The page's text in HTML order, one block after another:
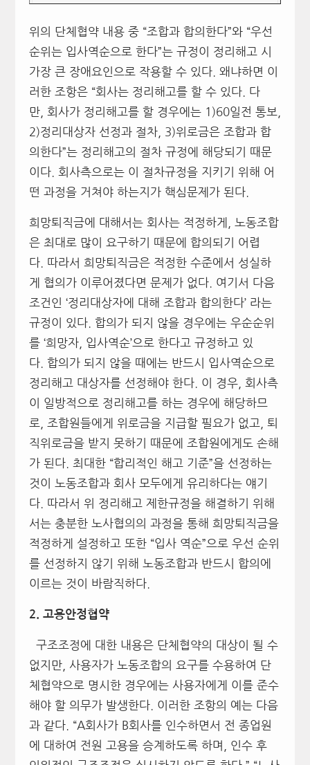
위의 단체협약 내용 중 “조합과 합의한다”와 “우선
순위는 입사역순으로 한다”는 규정이 정리해고 시
가장 큰 장애요인으로 작용할 수 있다. 왜냐하면 이
러한 조항은 “회사는 정리해고를 할 수 있다. 다
만, 회사가 정리해고를 할 경우에는 1)60일전 통보,
2)정리대상자 선정과 절차, 3)위로금은 조합과 합
의한다”는 정리해고의 절차 규정에 해당되기 때문
이다. 회사측으로는 이 절차규정을 지키기 위해 어
떤 과정을 거쳐야 하는지가 핵심문제가 된다.
희망퇴직금에 대해서는 회사는 적정하게, 노동조합
은 최대로 많이 요구하기 때문에 합의되기 어렵
다. 따라서 희망퇴직금은 적정한 수준에서 성실하
게 협의가 이루어졌다면 문제가 없다. 여기서 다음
조건인 ‘정리대상자에 대해 조합과 합의한다’ 라는
규정이 있다. 합의가 되지 않을 경우에는 우순순위
를 ‘희망자, 입사역순’으로 한다고 규정하고 있
다. 합의가 되지 않을 때에는 반드시 입사역순으로
정리해고 대상자를 선정해야 한다. 이 경우, 회사측
이 일방적으로 정리해고를 하는 경우에 해당하므
로, 조합원들에게 위로금을 지급할 필요가 없고, 퇴
직위로금을 받지 못하기 때문에 조합원에게도 손해
가 된다. 최대한 “합리적인 해고 기준”을 선정하는
것이 노동조합과 회사 모두에게 유리하다는 얘기
다. 따라서 위 정리해고 제한규정을 해결하기 위해
서는 충분한 노사협의의 과정을 통해 희망퇴직금을
적정하게 설정하고 또한 “입사 역순”으로 우선 순위
를 선정하지 않기 위해 노동조합과 반드시 합의에
이르는 것이 바람직하다.
2. 고용안정협약
구조조정에 대한 내용은 단체협약의 대상이 될 수
없지만, 사용자가 노동조합의 요구를 수용하여 단
체협약으로 명시한 경우에는 사용자에게 이를 준수
해야 할 의무가 발생한다. 이러한 조항의 예는 다음
과 같다. “A회사가 B회사를 인수하면서 전 종업원
에 대하여 전원 고용을 승계하도록 하며, 인수 후